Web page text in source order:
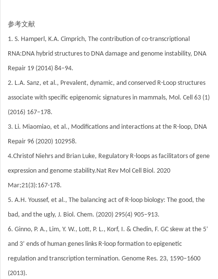
参考文献
1. S. Hamperl, K.A. Cimprich, The contribution of co-transcriptional
RNA:DNA hybrid structures to DNA damage and genome instability, DNA
Repair 19 (2014) 84–94.
2. L.A. Sanz, et al., Prevalent, dynamic, and conserved R-Loop structures
associate with specific epigenomic signatures in mammals, Mol. Cell 63 (1)
(2016) 167–178.
3. Li. Miaomiao, et al., Modifications and interactions at the R-loop, DNA
Repair 96 (2020) 102958.
4.Christof Niehrs and Brian Luke, Regulatory R-loops as facilitators of gene
expression and genome stability.Nat Rev Mol Cell Biol. 2020
Mar;21(3):167-178.
5. A.H. Youssef, et al., The balancing act of R-loop biology: The good, the
bad, and the ugly, J. Biol. Chem. (2020) 295(4) 905–913.
6. Ginno, P. A., Lim, Y. W., Lott, P. L., Korf, I. & Chedin, F. GC skew at the 5’
and 3’ ends of human genes links R-loop formation to epigenetic
regulation and transcription termination. Genome Res. 23, 1590–1600
(2013).